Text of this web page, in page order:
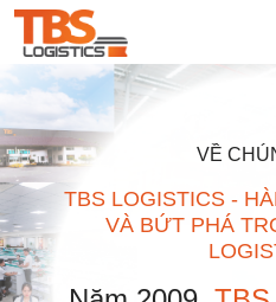
VỀ
TBS LOGISTICS -
VÀ BỨT PHÁ